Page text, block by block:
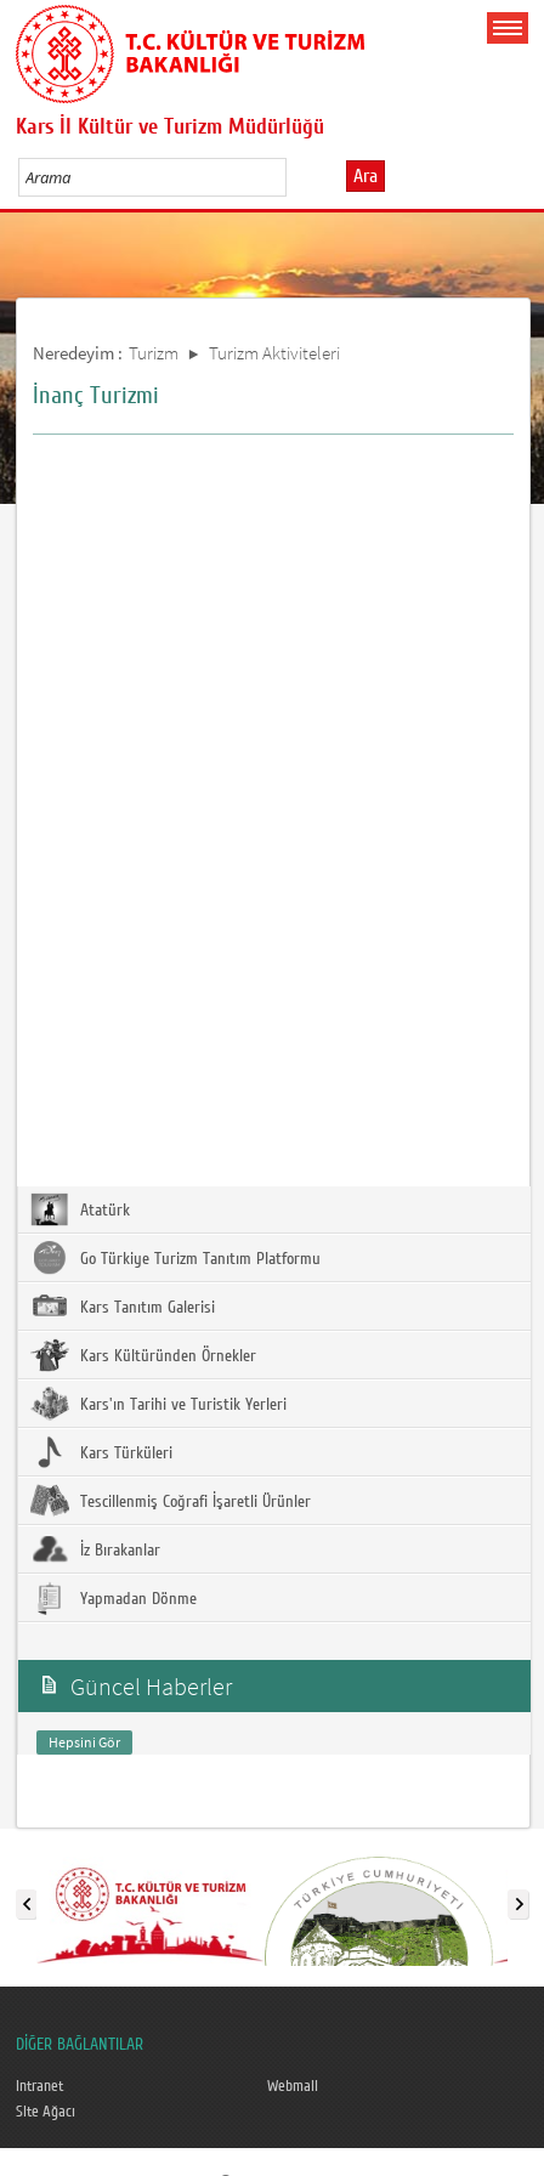
Kars İl Kültür ve Turizm Müdürlüğü
Ara
Neredeyim : Turizm Turizm Aktiviteleri
İnanç Turizmi
Atatürk
Go Türkiye Turizm Tanıtım Platformu
Kars Tanıtım Galerisi
Kars Kültüründen Örnekler
Kars'ın Tarihi ve Turistik Yerleri
Kars Türküleri
Tescillenmiş Coğrafi İşaretli Ürünler
İz Bırakanlar
Yapmadan Dönme
Güncel Haberler
Hepsini Gör
DİĞER BAĞLANTILAR
Intranet
Webmail
Site Ağacı